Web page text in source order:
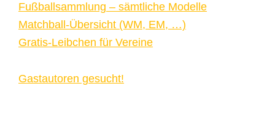
Fußballsammlung – sämtliche Modelle
Matchball-Übersicht (WM, EM, …)
Gratis-Leibchen für Vereine
Gastautoren gesucht!